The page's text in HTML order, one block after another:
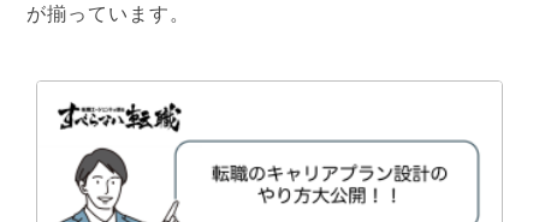
が揃っています。